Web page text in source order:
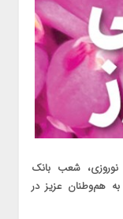
نوروزی، شعب بانک
هم‌وطنان عزیز در